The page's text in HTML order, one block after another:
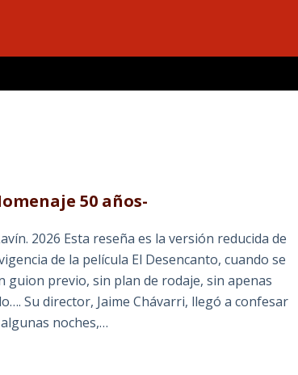
50 años-
2026 Esta reseña es la versión reducida de
de la película El Desencanto, cuando se
previo, sin plan de rodaje, sin apenas
Su director, Jaime Chávarri, llegó a confesar
noches,…